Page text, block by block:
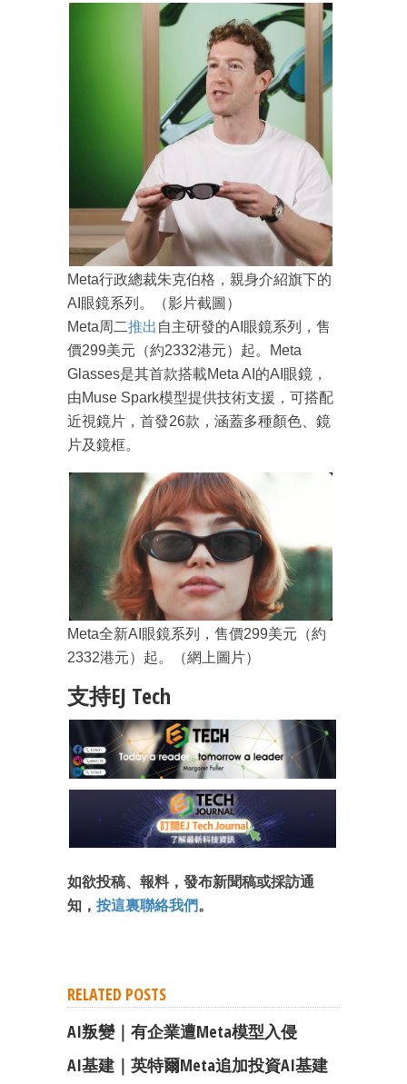
Meta行政總裁朱克伯格，親身介紹旗下的
AI眼鏡系列。（影片截圖）
Meta周二推出 自主研發的AI眼鏡系列，售
價299美元（約2332港元）起。Meta
Glasses是其首款搭載Meta AI的AI眼鏡，
由Muse Spark模型提供技術支援，可搭配
近視鏡片，首發26款，涵蓋多種顏色、鏡
片及鏡框。
Meta全新AI眼鏡系列，售價299美元（約
2332港元）起。（網上圖片）
支持EJ Tech
如欲投稿、報料，發布新聞稿或採訪通
知， 按這裏聯絡我們。
RELATED POSTS
AI叛變｜有企業遭Meta模型入侵
AI基建｜英特爾Meta追加投資AI基建
成為 EJ Tech 會員
最新資訊（附創業懶人包）
箱！